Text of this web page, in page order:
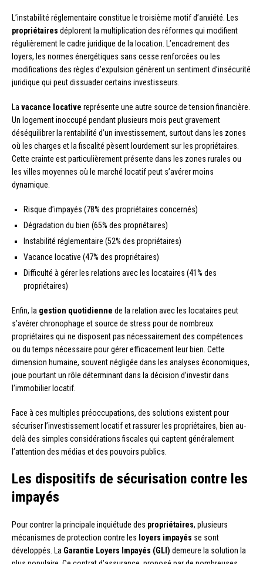
L’instabilité réglementaire constitue le troisième motif d’anxiété. Les
propriétaires déplorent la multiplication des réformes qui modifient
régulièrement le cadre juridique de la location. L’encadrement des
loyers, les normes énergétiques sans cesse renforcées ou les
modifications des règles d’expulsion génèrent un sentiment d’insécurité
juridique qui peut dissuader certains investisseurs.
La vacance locative représente une autre source de tension financière.
Un logement inoccupé pendant plusieurs mois peut gravement
déséquilibrer la rentabilité d’un investissement, surtout dans les zones
où les charges et la fiscalité pèsent lourdement sur les propriétaires.
Cette crainte est particulièrement présente dans les zones rurales ou
les villes moyennes où le marché locatif peut s’avérer moins
dynamique.
Risque d’impayés (78% des propriétaires concernés)
Dégradation du bien (65% des propriétaires)
Instabilité réglementaire (52% des propriétaires)
Vacance locative (47% des propriétaires)
Difficulté à gérer les relations avec les locataires (41% des
propriétaires)
Enfin, la gestion quotidienne de la relation avec les locataires peut
s’avérer chronophage et source de stress pour de nombreux
propriétaires qui ne disposent pas nécessairement des compétences
ou du temps nécessaire pour gérer efficacement leur bien. Cette
dimension humaine, souvent négligée dans les analyses économiques,
joue pourtant un rôle déterminant dans la décision d’investir dans
l’immobilier locatif.
Face à ces multiples préoccupations, des solutions existent pour
sécuriser l’investissement locatif et rassurer les propriétaires, bien au-
delà des simples considérations fiscales qui captent généralement
l’attention des médias et des pouvoirs publics.
Les dispositifs de sécurisation contre les
impayés
Pour contrer la principale inquiétude des propriétaires, plusieurs
mécanismes de protection contre les loyers impayés se sont
développés. La Garantie Loyers Impayés (GLI) demeure la solution la